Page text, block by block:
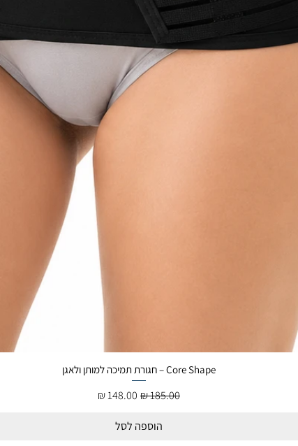
Core Shape – חגורת תמיכה למותן ולאגן
מחיר רגיל מחיר מבצע
הוספה לסל